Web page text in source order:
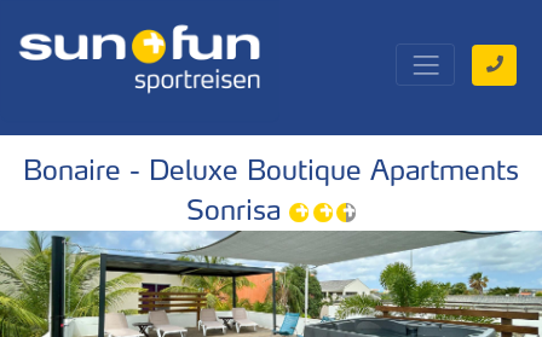
Bonaire - Deluxe Boutique Apartments
Sonrisa